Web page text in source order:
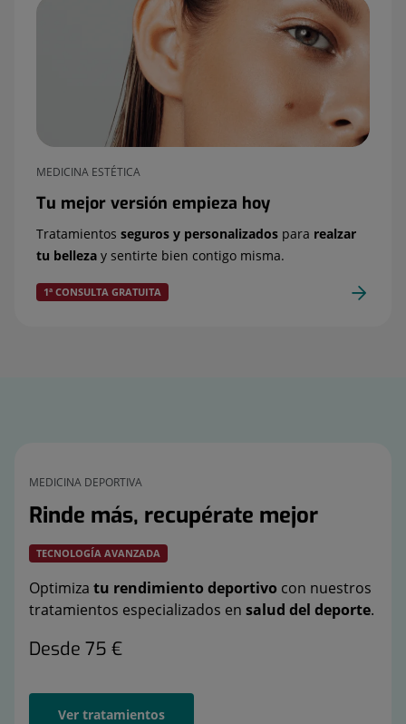
MEDICINA ESTÉTICA
Tu mejor versión empieza hoy
Tratamientos seguros y personalizados para realzar
tu belleza y sentirte bien contigo misma.
1ª CONSULTA GRATUITA
MEDICINA DEPORTIVA
Rinde más, recupérate mejor
TECNOLOGÍA AVANZADA
Optimiza tu rendimiento deportivo con nuestros
tratamientos especializados en salud del deporte.
Desde 75 €
Ver tratamientos